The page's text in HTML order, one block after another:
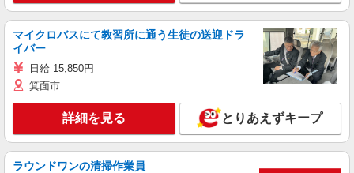
マイクロバスにて教習所に通う生徒の送迎ドラ
イバー
日給 15,850円
箕面市
詳細を見る とりあえずキープ
ラウンドワンの清掃作業員